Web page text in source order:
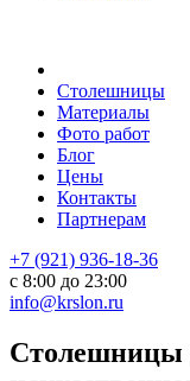
Столешницы
Материалы
Фото работ
Блог
Цены
Контакты
Партнерам
+7 (921) 936-18-36
с 8:00 до 23:00
info@krslon.ru
Столешницы